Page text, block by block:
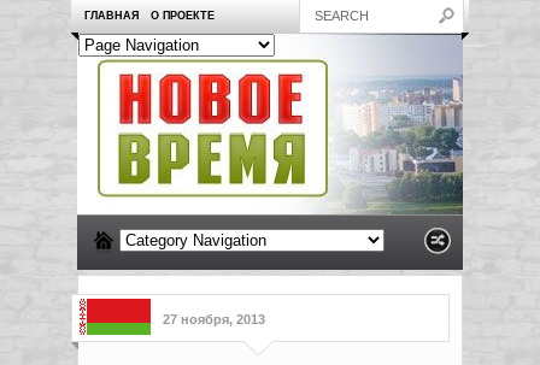
ГЛАВНАЯ О ПРОЕКТЕ
27 ноября, 2013